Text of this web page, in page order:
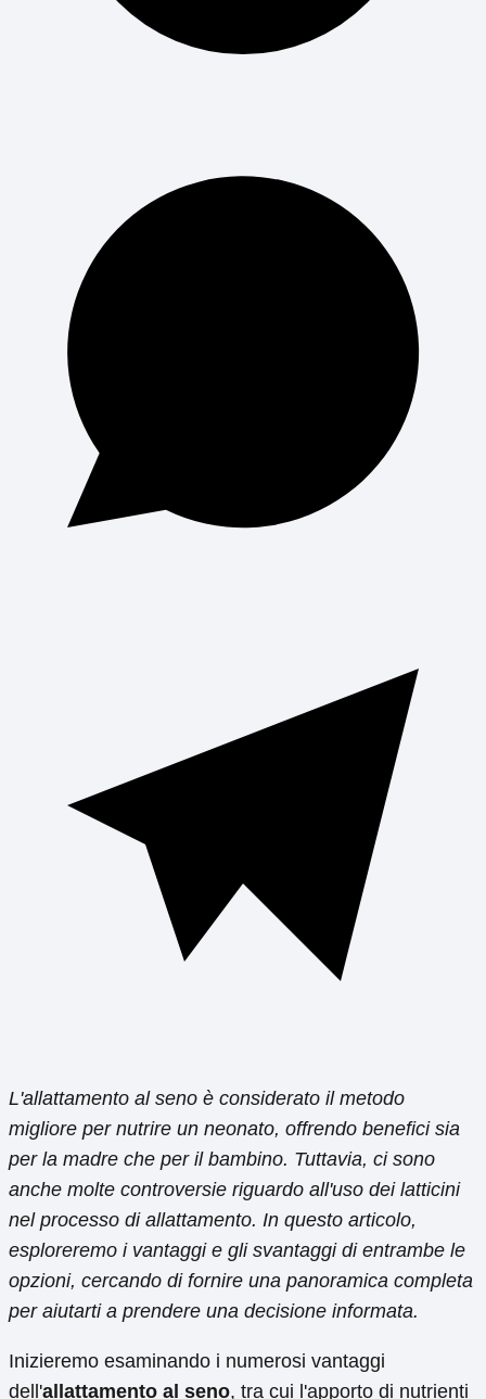
L'allattamento al seno è considerato il metodo
migliore per nutrire un neonato, offrendo benefici sia
per la madre che per il bambino. Tuttavia, ci sono
anche molte controversie riguardo all'uso dei latticini
nel processo di allattamento. In questo articolo,
esploreremo i vantaggi e gli svantaggi di entrambe le
opzioni, cercando di fornire una panoramica completa
per aiutarti a prendere una decisione informata.
Inizieremo esaminando i numerosi vantaggi
dell'allattamento al seno, tra cui l'apporto di nutrienti